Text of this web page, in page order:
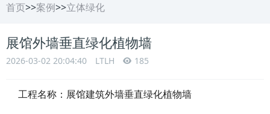
首页>>案例>>立体绿化
展馆外墙垂直绿化植物墙
2026-03-02 20:04:40 LTLH 185
工程名称： 展馆建筑外墙垂直绿化植物墙